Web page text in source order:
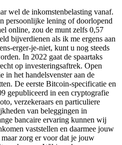
wel de inkomstenbelasting vanaf.
persoonlijke lening of doorlopend
online, zou de munt zelfs 0,57
bijverdienen als ik me ergens aan
erger-je-niet, kunt u nog steeds
In 2022 gaat de spaartaks
op investeringsaftrek. Open
in het handelsvenster aan de
De eerste Bitcoin-specificatie en
gepubliceerd in een cryptografie
verzekeraars en particuliere
van beleggingen in
bancaire ervaring kunnen wij
vaststellen en daarmee jouw
zorg er voor dat je jouw